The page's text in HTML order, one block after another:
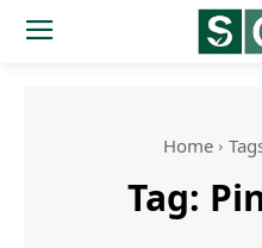
Home
Tag: